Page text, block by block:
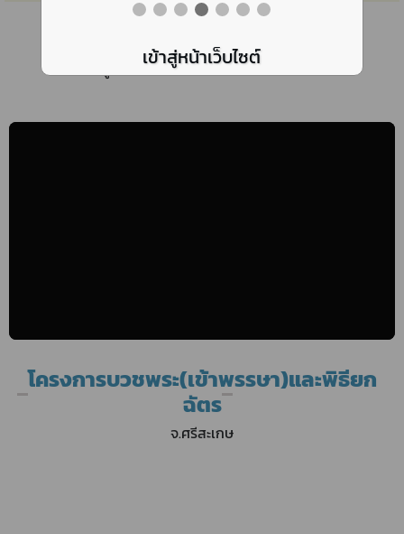
เข้าสู่หน้าเว็บไซต์
แม่ดีเด่นแห่งชาติ ประจําปี 2569
สาขาแม่ผู้นําเพ็ญประโยชน์ ต่อสังคมและประเทศชาติ
โครงการบวชพระ(เข้าพรรษา)และพิธียก
ฉัตร
จ.ศรีสะเกษ